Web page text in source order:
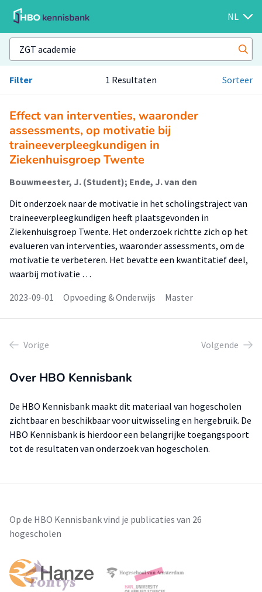
NL
Filter 1 Resultaten Sorteer
Effect van interventies, waaronder
assessments, op motivatie bij
traineeverpleegkundigen in
Ziekenhuisgroep Twente
Bouwmeester, J. (Student); Ende, J. van den
Dit onderzoek naar de motivatie in het scholingstraject van
traineeverpleegkundigen heeft plaatsgevonden in
Ziekenhuisgroep Twente. Het onderzoek richtte zich op het
evalueren van interventies, waaronder assessments, om de
motivatie te verbeteren. Het bevatte een kwantitatief deel,
waarbij motivatie …
2023-09-01
Opvoeding & Onderwijs Master
Vorige Volgende
Over HBO Kennisbank
De HBO Kennisbank maakt dit materiaal van hogescholen
zichtbaar en beschikbaar voor uitwisseling en hergebruik. De
HBO Kennisbank is hierdoor een belangrijke toegangspoort
tot de resultaten van onderzoek van hogescholen.
Op de HBO Kennisbank vind je publicaties van 26
hogescholen